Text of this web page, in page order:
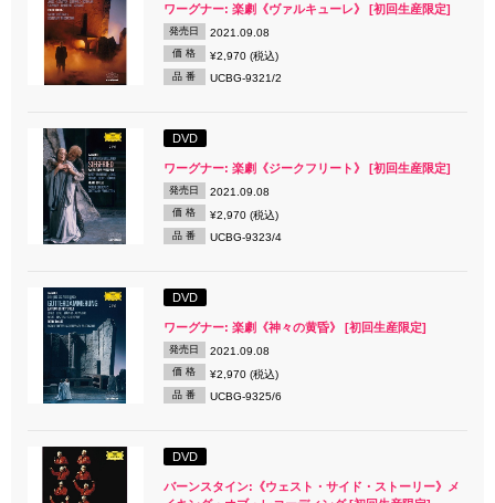
ワーグナー: 楽劇《ヴァルキューレ》 [初回生産限定]
発売日 2021.09.08
価 格 ¥2,970 (税込)
品 番 UCBG-9321/2
DVD
ワーグナー: 楽劇《ジークフリート》 [初回生産限定]
発売日 2021.09.08
価 格 ¥2,970 (税込)
品 番 UCBG-9323/4
DVD
ワーグナー: 楽劇《神々の黄昏》 [初回生産限定]
発売日 2021.09.08
価 格 ¥2,970 (税込)
品 番 UCBG-9325/6
DVD
バーンスタイン:《ウェスト・サイド・ストーリー》メ